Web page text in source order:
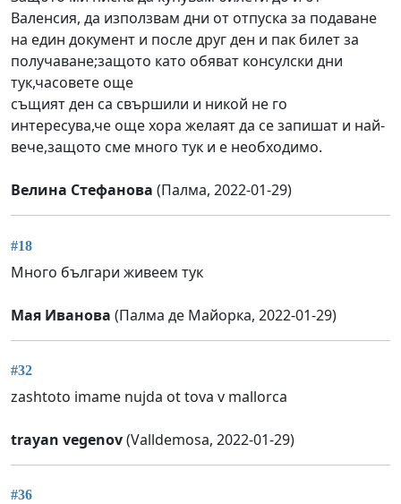
Валенсия, да използвам дни от отпуска за подаване
на един документ и после друг ден и пак билет за
получаване;защото като обяват консулски дни
тук,часовете още
същият ден са свършили и никой не го
интересува,че още хора желаят да се запишат и най-
вече,защото сме много тук и е необходимо.
Велина Стефанова (Палма, 2022-01-29)
#18
Много българи живеем тук
Мая Иванова (Палма де Майорка, 2022-01-29)
#32
zashtoto imame nujda ot tova v mallorca
trayan vegenov(Valldemosa, 2022-01-29)
#36